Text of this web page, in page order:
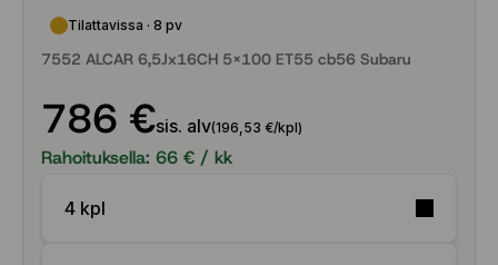
Tilattavissa · 8 pv
7552 ALCAR 6,5Jx16CH 5x100 ET55 cb56 Subaru
786 €sis. alv(196,53 €/kpl)
Rahoituksella: 66 € / kk
4 kpl